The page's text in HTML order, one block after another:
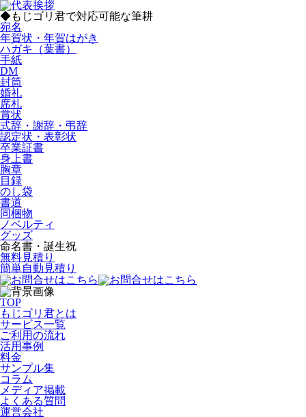
◆もじゴリ君で対応可能な筆耕
宛名
年賀状・年賀はがき
ハガキ（葉書）
手紙
DM
封筒
婚礼
席札
賞状
式辞・謝辞・弔辞
認定状・表彰状
卒業証書
身上書
胸章
目録
のし袋
書道
同梱物
ノベルティ
グッズ
命名書・誕生祝
無料見積り
簡単自動見積り
TOP
もじゴリ君とは
サービス一覧
ご利用の流れ
活用事例
料金
サンプル集
コラム
メディア掲載
よくある質問
運営会社